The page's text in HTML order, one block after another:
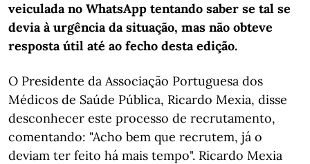
veiculada no WhatsApp tentando saber se tal se
devia à urgência da situação, mas não obteve
resposta útil até ao fecho desta edição.
O Presidente da Associação Portuguesa dos
Médicos de Saúde Pública, Ricardo Mexia, disse
desconhecer este processo de recrutamento,
comentando: "Acho bem que recrutem, já o
deviam ter feito há mais tempo". Ricardo Mexia